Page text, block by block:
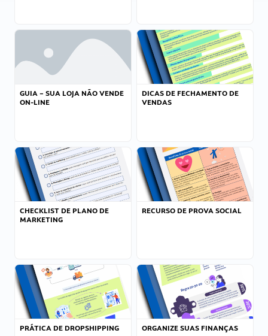
GUIA – SUA LOJA NÃO VENDE
ON-LINE
DICAS DE FECHAMENTO DE
VENDAS
CHECKLIST DE PLANO DE
MARKETING
RECURSO DE PROVA SOCIAL
PRÁTICA DE DROPSHIPPING ORGANIZE SUAS FINANÇAS